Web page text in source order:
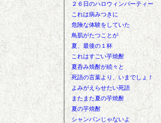
２６日のハロウィンパーティー
これは病みつきに
危険な体験をしていた
鳥肌がたつことが
夏、最後の１杯
これはすごい芋焼酎
夏呑み焼酎が続々と
死語の言葉より、いまでしょ！
よみがえらせたい死語
またまた夏の芋焼酎
夏の芋焼酎
シャンパンじゃないよ